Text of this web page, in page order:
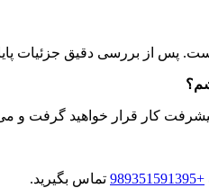
پس از بررسی دقیق جزئیات
کار قرار خواهید گرفت و
+989351591395 تماس بگیرید.